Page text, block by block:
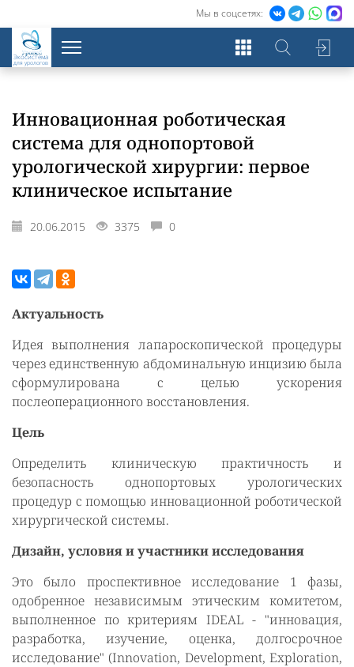
Мы в соцсетях:
Экосистема
для урологов
Инновационная роботическая
система для однопортовой
урологической хирургии: первое
клиническое испытание
20.06.2015 3375 0
Актуальность
Идея выполнения лапароскопической процедуры
через единственную абдоминальную инцизию была
сформулирована с целью ускорения
послеоперационного восстановления.
Цель
Определить клиническую практичность и
безопасность однопортовых урологических
процедур с помощью инновационной роботической
хирургической системы.
Дизайн, условия и участники исследования
Это было проспективное исследование 1 фазы,
одобренное независимым этическим комитетом,
выполненное по критериям IDEAL - "инновация,
разработка, изучение, оценка, долгосрочное
исследование" (Innovation, Development, Exploration,